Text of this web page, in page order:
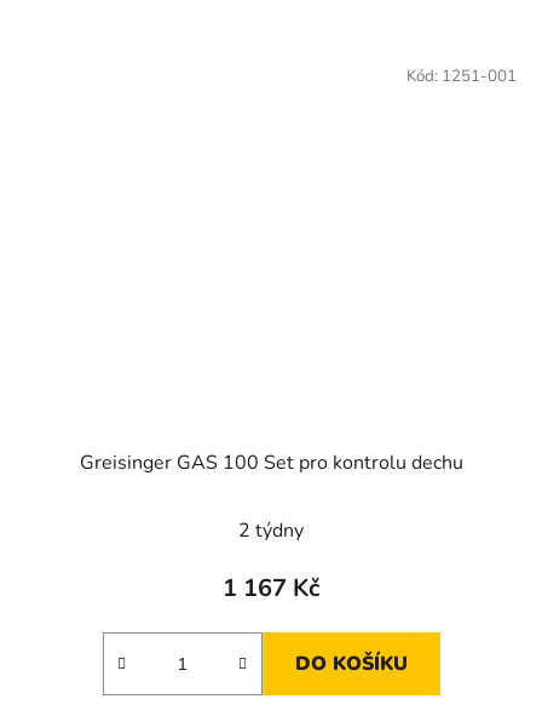
Greisinger GAS 100 Set pro kontrolu dechu
2 týdny
1 167 Kč
DO KOŠÍKU
Kód: 1251-001